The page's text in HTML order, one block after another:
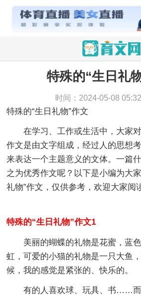
当前位置：育文网 > 作文 > 话题
物”作文
特殊的“生日礼
时间：2024-05-08
特殊的“生日礼物”作文
在学习、工作或生活中，大家对
作文是由文字组成，经过人的思想
来表达一个主题意义的文体。一篇
之为优秀作文呢？以下是小编为大
礼物”作文，仅供参考，欢迎大家阅
特殊的“生日礼物”作文1
美丽的蝴蝶的礼物是花蜜，蓝色
虹，可爱的小猫的礼物是一只大鱼
候，我的感觉是紧张的、快乐的。
有的人喜欢球、玩具、书……而